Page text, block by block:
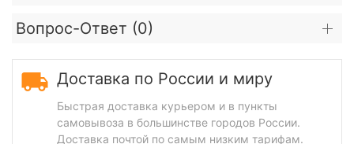
Вопрос-Ответ (0)
Доставка по России и миру
Быстрая доставка курьером и в пункты
самовывоза в большинстве городов России.
Доставка почтой по самым низким тарифам.